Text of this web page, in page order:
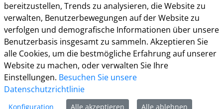
Kontakt
Informationen
Zur Facebook Seite
Zur Instagram Seite
bereitzustellen, Trends zu analysieren, die Website zu
verwalten, Benutzerbewegungen auf der Website zu
verfolgen und demografische Informationen über unsere
Benutzerbasis insgesamt zu sammeln. Akzeptieren Sie
alle Cookies, um die bestmögliche Erfahrung auf unserer
Website zu machen, oder verwalten Sie Ihre
Einstellungen. Besuchen Sie unsere
Datenschutzrichtlinie
Konfiguration Alle akzeptieren Alle ablehnen